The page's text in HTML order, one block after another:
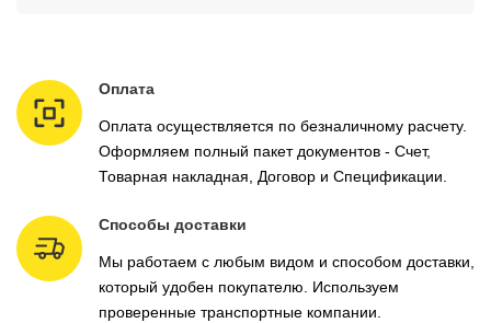
Оплата
Оплата осуществляется по безналичному расчету.
Оформляем полный пакет документов - Счет,
Товарная накладная, Договор и Спецификации.
Способы доставки
Мы работаем с любым видом и способом доставки,
который удобен покупателю. Используем
проверенные транспортные компании.